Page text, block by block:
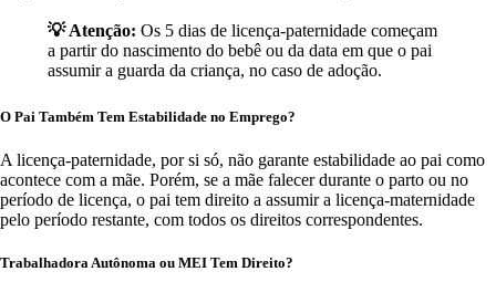
💡 Atenção: Os 5 dias de licença-paternidade começam
a partir do nascimento do bebê ou da data em que o pai
assumir a guarda da criança, no caso de adoção.
O Pai Também Tem Estabilidade no Emprego?
A licença-paternidade, por si só, não garante estabilidade ao pai como
acontece com a mãe. Porém, se a mãe falecer durante o parto ou no
período de licença, o pai tem direito a assumir a licença-maternidade
pelo período restante, com todos os direitos correspondentes.
Trabalhadora Autônoma ou MEI Tem Direito?